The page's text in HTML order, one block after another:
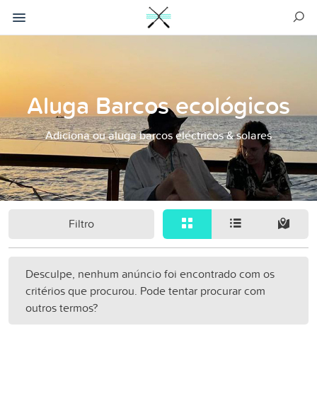
Aluga Barcos ecológicos
Adiciona ou aluga barcos eléctricos & solares
Filtro
Desculpe, nenhum anúncio foi encontrado com os
critérios que procurou. Pode tentar procurar com
outros termos?